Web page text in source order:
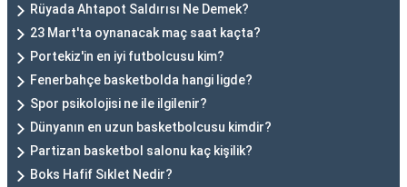
Rüyada Ahtapot Saldırısı Ne Demek?
23 Mart'ta oynanacak maç saat kaçta?
Portekiz'in en iyi futbolcusu kim?
Fenerbahçe basketbolda hangi ligde?
Spor psikolojisi ne ile ilgilenir?
Dünyanın en uzun basketbolcusu kimdir?
Partizan basketbol salonu kaç kişilik?
Boks Hafif Sıklet Nedir?